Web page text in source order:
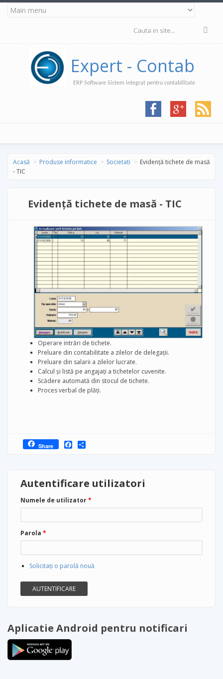
Mergi la conţinutul principal
Formular de
Expert - Contab
ERP Software Sistem integrat pentru contabilitate
Acasă Produse informatice Societati
Evidenţă tichete de masă
- TIC
Evidenţă tichete de masă - TIC
Operare intrări de tichete.
Preluare din contabilitate a zilelor de delegaţii.
Preluare din salarii a zilelor lucrate.
Calcul şi listă pe angajaţi a tichetelor cuvenite.
Scădere automată din stocul de tichete.
Proces verbal de plăţi.
Share Facebook
Autentificare utilizatori
Numele de utilizator*
Parola *
Solicitaţi o parolă nouă
Aplicatie Android pentru notificari